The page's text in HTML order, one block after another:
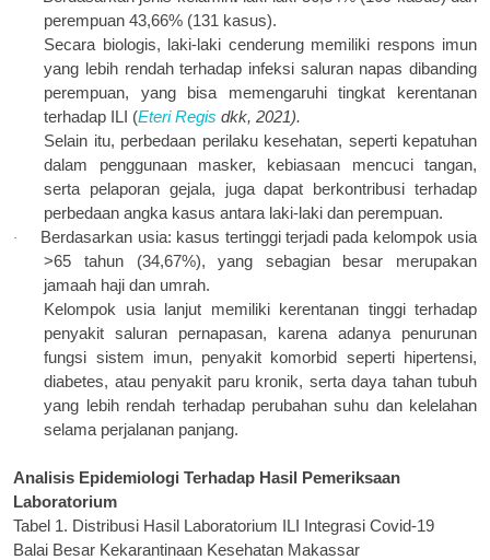
perempuan 43,66% (131 kasus).
Secara biologis, laki-laki cenderung memiliki respons imun
yang lebih rendah terhadap infeksi saluran napas dibanding
perempuan, yang bisa memengaruhi tingkat kerentanan
terhadap ILI (Eteri Regis dkk, 2021).
Selain itu, perbedaan perilaku kesehatan, seperti kepatuhan
dalam penggunaan masker, kebiasaan mencuci tangan,
serta pelaporan gejala, juga dapat berkontribusi terhadap
perbedaan angka kasus antara laki-laki dan perempuan.
·
Berdasarkan usia: kasus tertinggi terjadi pada kelompok usia
>65 tahun (34,67%), yang sebagian besar merupakan
jamaah haji dan umrah.
Kelompok usia lanjut memiliki kerentanan tinggi terhadap
penyakit saluran pernapasan, karena adanya penurunan
fungsi sistem imun, penyakit komorbid seperti hipertensi,
diabetes, atau penyakit paru kronik, serta daya tahan tubuh
yang lebih rendah terhadap perubahan suhu dan kelelahan
selama perjalanan panjang.
Analisis Epidemiologi Terhadap Hasil Pemeriksaan
Laboratorium
Tabel 1. Distribusi Hasil Laboratorium ILI Integrasi Covid-19
Balai Besar Kekarantinaan Kesehatan Makassar